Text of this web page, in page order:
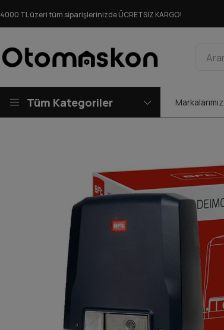
4000 TL üzeri tüm siparişlerinizde ÜCRETSİZ KARGO!
Tüm Kategoriler Markalarımız